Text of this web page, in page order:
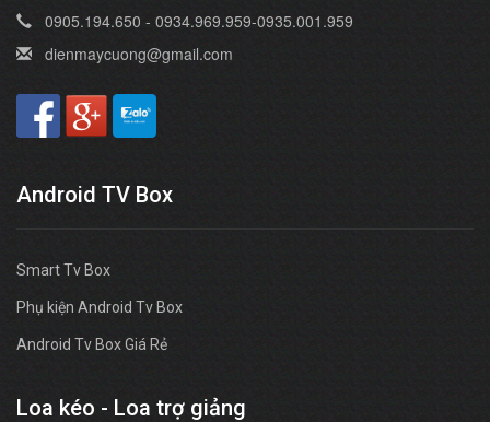
0905.194.650 - 0934.969.959-0935.001.959
dienmaycuong@gmail.com
Android TV Box
Smart Tv Box
Phụ kiện Android Tv Box
Android Tv Box Giá Rẻ
Loa kéo - Loa trợ giảng